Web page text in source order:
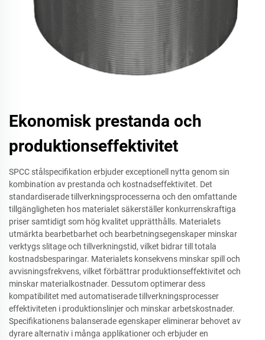
Ekonomisk prestanda och
produktionseffektivitet
SPCC stålspecifikation erbjuder exceptionell nytta genom sin
kombination av prestanda och kostnadseffektivitet. Det
standardiserade tillverkningsprocesserna och den omfattande
tillgängligheten hos materialet säkerställer konkurrenskraftiga
priser samtidigt som hög kvalitet upprätthålls. Materialets
utmärkta bearbetbarhet och bearbetningsegenskaper minskar
verktygs slitage och tillverkningstid, vilket bidrar till totala
kostnadsbesparingar. Materialets konsekvens minskar spill och
avvisningsfrekvens, vilket förbättrar produktionseffektivitet och
minskar materialkostnader. Dessutom optimerar dess
kompatibilitet med automatiserade tillverkningsprocesser
effektiviteten i produktionslinjer och minskar arbetskostnader.
Specifikationens balanserade egenskaper eliminerar behovet av
dyrare alternativ i många applikationer och erbjuder en